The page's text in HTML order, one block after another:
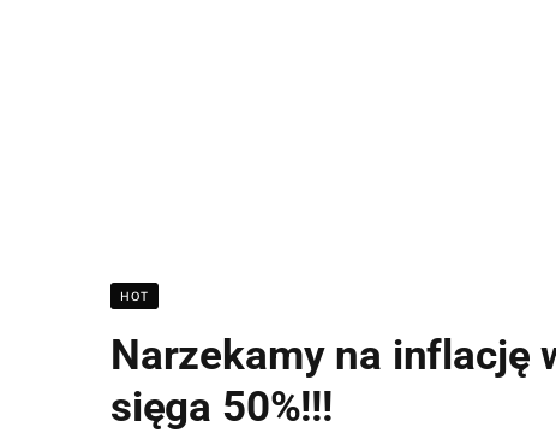
HOT
Narzekamy na inflację
sięga 50%!!!